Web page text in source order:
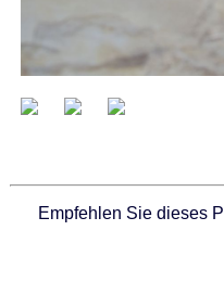
Empfehlen Sie dieses